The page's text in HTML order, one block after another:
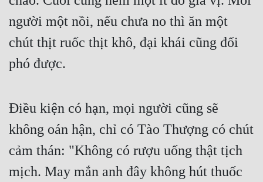
người một nồi, nếu chưa no thì ăn một
chút thịt ruốc thịt khô, đại khái cũng đối
phó được.
Điều kiện có hạn, mọi người cũng sẽ
không oán hận, chỉ có Tào Thượng có chút
cảm thán: "Không có rượu uống thật tịch
mịch. May mắn anh đây không hút thuốc